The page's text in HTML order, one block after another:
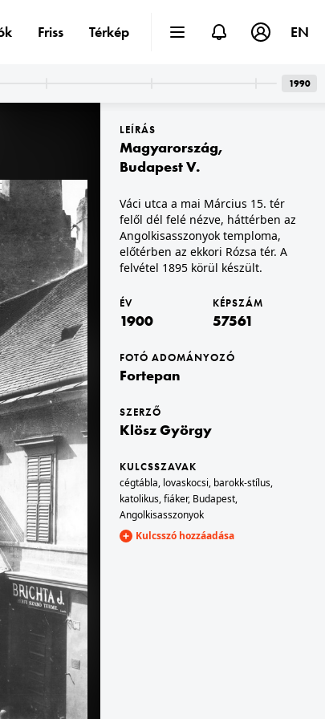
1900 · Velence
piac a Rio Terà de la Maddalena-n, a Calle Larga Vendramin felől a Calle Vendramin felé nézve.
1900
· Budapest V.
István (Ferenc József) tér, szemben a Széchenyi Lánchíd és a budai Vár. A felvétel 1898 körül készült.
LEÍRÁS
Magyarország,
Budapest V.
Váci utca a mai Március 15. tér
felől dél felé nézve, háttérben az
Angolkisasszonyok temploma,
előtérben az ekkori Rózsa tér. A
felvétel 1895 körül készült.
ÉV
1900
KÉPSZÁM
57561
FOTÓ ADOMÁNYOZÓ
Fortepan
SZERZŐ
Klösz György
KULCSSZAVAK
cégtábla, lovaskocsi, barokk-stílus,
katolikus,fiáker, Budapest,
Angolkisasszonyok
Kulcsszó hozzáadása
Friss Térkép EN
1990